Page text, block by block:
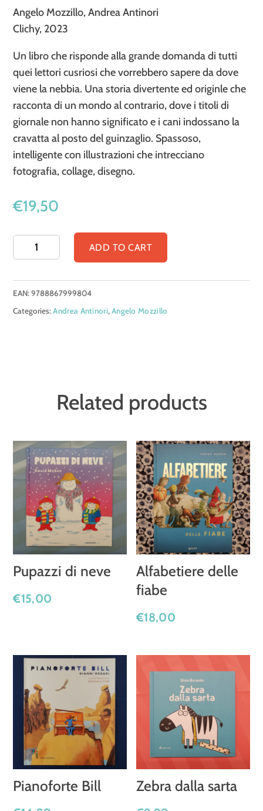
Angelo Mozzillo, Andrea Antinori
Clichy, 2023
Un libro che risponde alla grande domanda di tutti
quei lettori cusriosi che vorrebbero sapere da dove
viene la nebbia. Una storia divertente ed originle che
racconta di un mondo al contrario, dove i titoli di
giornale non hanno significato e i cani indossano la
cravatta al posto del guinzaglio. Spassoso,
intelligente con illustrazioni che intrecciano
fotografia, collage, disegno.
€19,50
famosa
esplosione
della
fabbrica
ADD TO CART
EAN:9788867999804
Categories:Andrea Antinori,Angelo Mozzillo
Related products
Pupazzi di neve
€15,00
Alfabetiere delle
fiabe
€18,00
Pianoforte Bill Zebra dalla sarta